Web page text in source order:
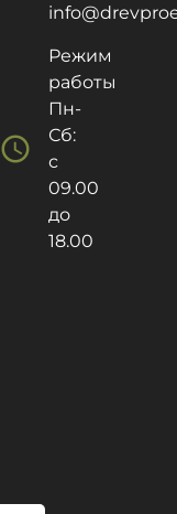
schedule
Режим
работы
Пн-
Сб:
с
09.00
до
18.00